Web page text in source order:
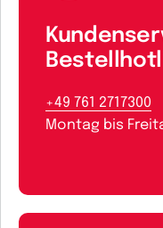
+49 761 2717300
Montag bis